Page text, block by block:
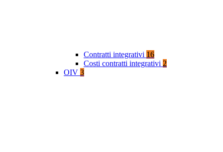
Contratti integrativi 16
Costi contratti integrativi 2
OIV 3